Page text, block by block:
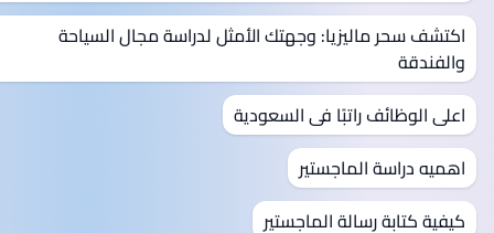
اكتشف سحر ماليزيا: وجهتك الأمثل لدراسة مجال السياحة
والفندقة
اعلى الوظائف راتبًا فى السعودية
اهميه دراسة الماجستير
كيفية كتابة رسالة الماجستير